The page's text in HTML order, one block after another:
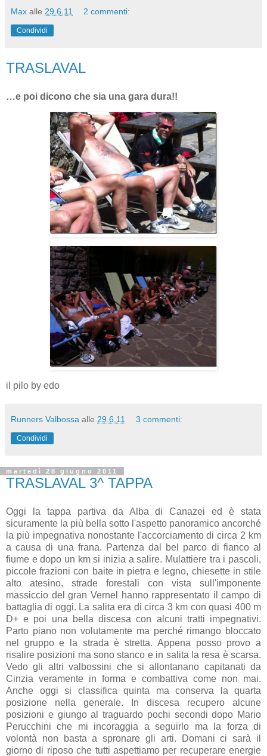
Max alle 29.6.11 2 commenti:
Condividi
TRASLAVAL
…e poi dicono che sia una gara dura!!
il pilo by edo
Runners Valbossa alle 29.6.11 3 commenti:
Condividi
martedì 28 giugno 2011
TRASLAVAL 3^ TAPPA
Oggi la tappa partiva da Alba di Canazei ed è stata
sicuramente la più bella sotto l'aspetto panoramico ancorché
la più impegnativa nonostante l'accorciamento di circa 2 km
a causa di una frana. Partenza dal bel parco di fianco al
fiume e dopo un km si inizia a salire. Mulattiere tra i pascoli,
piccole frazioni con baite in pietra e legno, chiesette in stile
alto atesino, strade forestali con vista sull'imponente
massiccio del gran Vernel hanno rappresentato il campo di
battaglia di oggi. La salita era di circa 3 km con quasi 400 m
D+ e poi una bella discesa con alcuni tratti impegnativi.
Parto piano non volutamente ma perché rimango bloccato
nel gruppo e la strada è stretta. Appena posso provo a
risalire posizioni ma sono stanco e in salita la resa è scarsa.
Vedo gli altri valbossini che si allontanano capitanati da
Cinzia veramente in forma e combattiva come non mai.
Anche oggi si classifica quinta ma conserva la quarta
posizione nella generale. In discesa recupero alcune
posizioni e giungo al traguardo pochi secondi dopo Mario
Perucchini che mi incoraggia a seguirlo ma la forza di
volontà non basta a spronare gli arti. Domani ci sarà il
giorno di riposo che tutti aspettiamo per recuperare energie